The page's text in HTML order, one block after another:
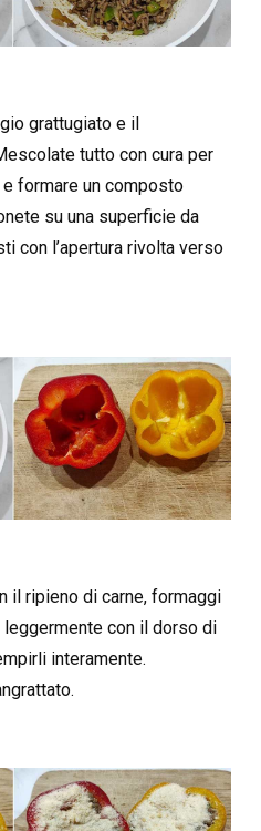
grattugiato e il
tutto con cura per
formare un composto
su una superficie da
con l’apertura rivolta verso
il ripieno di carne, formaggi
leggermente con il dorso di
interamente.